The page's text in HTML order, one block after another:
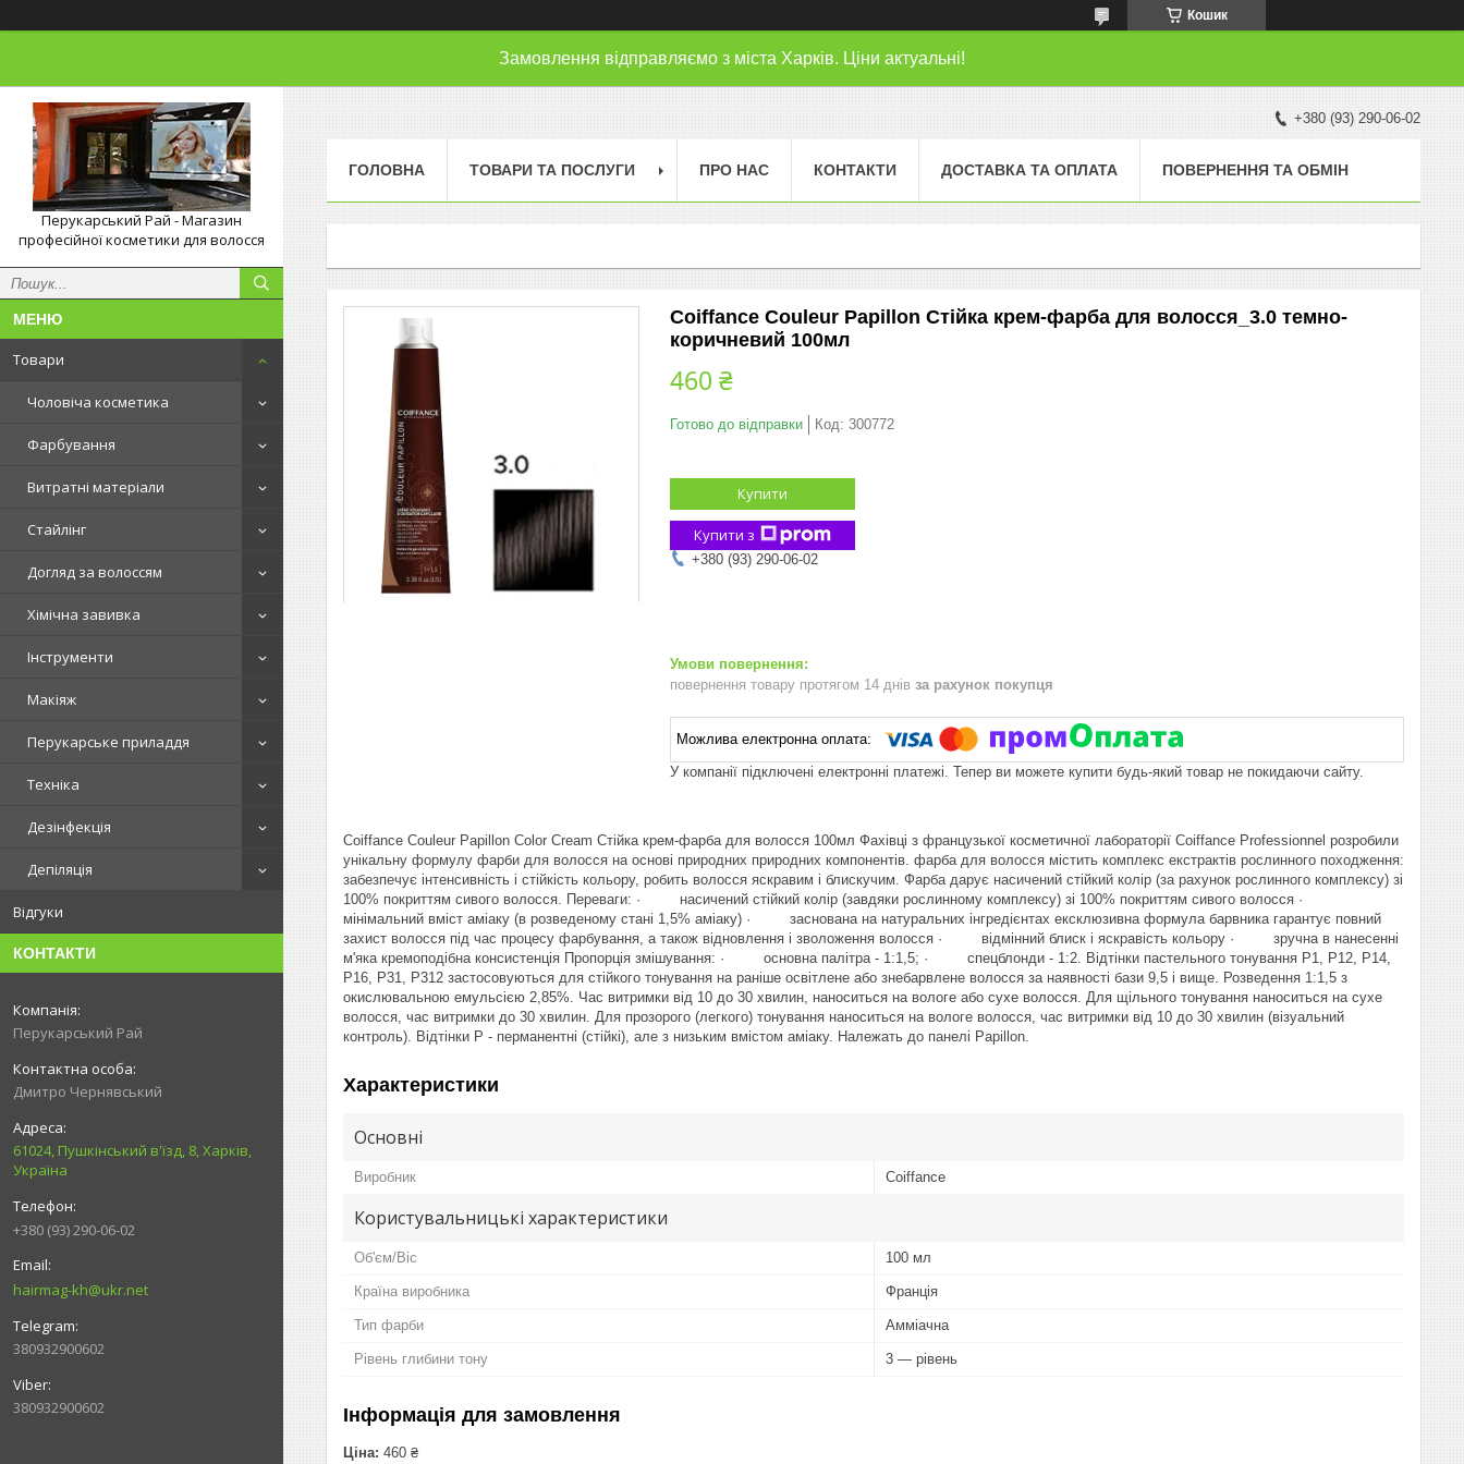
Кошик
Замовлення відправляємо з міста Харків. Ціни актуальні!
Перукарський Рай - Магазин
професійної косметики для волосся
Товари
Чоловіча косметика
Фарбування
Витратні матеріали
Стайлінг
Догляд за волоссям
Хімічна завивка
Інструменти
Макіяж
Перукарське приладдя
Техніка
Дезінфекція
Депіляція
Відгуки
КОНТАКТИ
Перукарський Рай
Дмитро Чернявський
61024, Пушкінський в'їзд, 8, Харків,
Україна
+380 (93) 290-06-02
hairmag-kh@ukr.net
380932900602
380932900602
+380 (93) 290-06-02
ГОЛОВНА ТОВАРИ ТА ПОСЛУГИ ПРО НАС КОНТАКТИ ДОСТАВКА ТА ОПЛАТА ПОВЕРНЕННЯ ТА ОБМІН
Coiffance Couleur Papillon Стійка крем-фарба для волосся_3.0 темно-
коричневий 100мл
460 ₴
Готово до відправки Код: 300772
Купити
Купити з
+380 (93) 290-06-02
повернення товару протягом 14 днів за рахунок покупця
У компанії підключені електронні платежі. Тепер ви можете купити будь-який товар не покидаючи сайту.
Coiffance Couleur Papillon Color Cream Стійка крем-фарба для волосся 100мл Фахівці з французької косметичної лабораторії Coiffance Professionnel розробили
унікальну формулу фарби для волосся на основі природних природних компонентів. фарба для волосся містить комплекс екстрактів рослинного походження:
забезпечує інтенсивність і стійкість кольору, робить волосся яскравим і блискучим. Фарба дарує насичений стійкий колір (за рахунок рослинного комплексу) зі
100% покриттям сивого волосся. Переваги: · насичений стійкий колір (завдяки рослинному комплексу) зі 100% покриттям сивого волосся ·
мінімальний вміст аміаку (в розведеному стані 1,5% аміаку) · заснована на натуральних інгредієнтах ексклюзивна формула барвника гарантує повний
захист волосся під час процесу фарбування, а також відновлення і зволоження волосся · відмінний блиск і яскравість кольору · зручна в нанесенні
м'яка кремоподібна консистенція Пропорція змішування: · основна палітра - 1:1,5; · спецблонди - 1:2. Відтінки пастельного тонування P1, P12, P14,
P16, P31, P312 застосовуються для стійкого тонування на раніше освітлене або знебарвлене волосся за наявності бази 9,5 і вище. Розведення 1:1,5 з
окислювальною емульсією 2,85%. Час витримки від 10 до 30 хвилин, наноситься на вологе або сухе волосся. Для щільного тонування наноситься на сухе
волосся, час витримки до 30 хвилин. Для прозорого (легкого) тонування наноситься на вологе волосся, час витримки від 10 до 30 хвилин (візуальний
контроль). Відтінки P - перманентні (стійкі), але з низьким вмістом аміаку. Належать до панелі Papillon.
Характеристики
Основні
Виробник Coiffance
Користувальницькі характеристики
Об'єм/Віс 100 мл
Країна виробника Франція
Тип фарби Амміачна
Рівень глибини тону 3 — рівень
Інформація для замовлення
Ціна: 460 ₴